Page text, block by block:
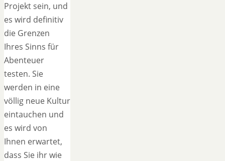
Projekt sein, und
es wird definitiv
die Grenzen
Ihres Sinns für
Abenteuer
testen. Sie
werden in eine
völlig neue Kultur
eintauchen und
es wird von
Ihnen erwartet,
dass Sie ihr wie